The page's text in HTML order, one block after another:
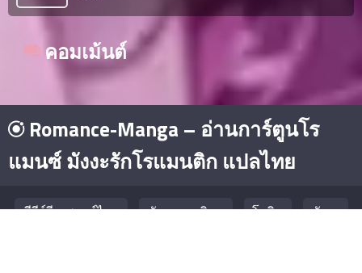
คอมเม้นต์
น
ตอน
74
ตอน
น
Romance-Manga – อ่านการ์ตูนโร
แมนซ์ มังงะรักโรแมนติก แปลไทย
ซีรีย์จีน พากย์ไทย มังงะยอดนิยม โดจิน มังงะ